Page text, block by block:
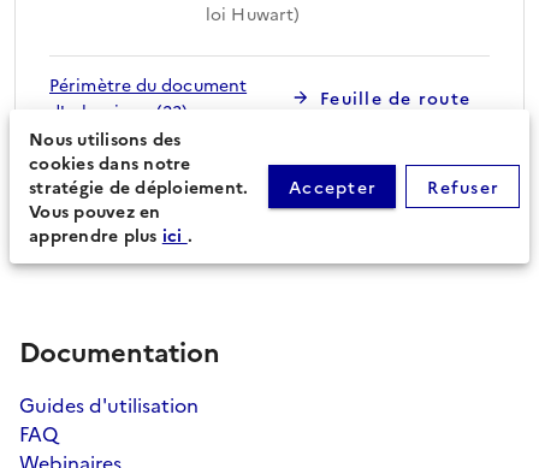
loi Huwart)
Périmètre du document
d'urbanisme (23)
Feuille de route
Procédures secondaires
Documentation
Guides d'utilisation
FAQ
Webinaires
Nous utilisons des
cookies dans notre
stratégie de déploiement.
Vous pouvez en
apprendre plus ici .
Accepter Refuser